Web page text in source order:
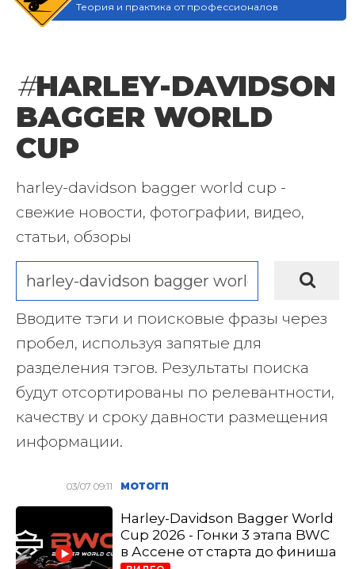
Теория и практика от профессионалов
#HARLEY-DAVIDSON
BAGGER WORLD
CUP
harley-davidson bagger world cup -
свежие новости, фотографии, видео,
статьи, обзоры
Вводите тэги и поисковые фразы через
пробел, используя запятые для
разделения тэгов. Результаты поиска
будут отсортированы по релевантности,
качеству и сроку давности размещения
информации.
03/07 09:11 МОТОГП
Harley-Davidson Bagger World
Cup 2026 - Гонки 3 этапа BWC
в Ассене от старта до финиша